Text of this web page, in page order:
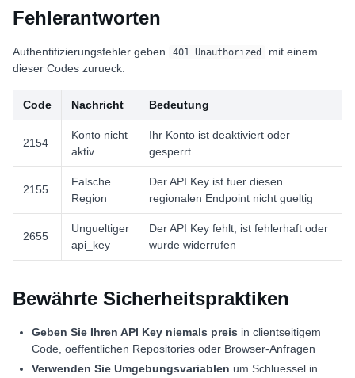
Fehlerantworten
Authentifizierungsfehler geben 401 Unauthorized
mit einem
dieser Codes zurueck:
Code Nachricht Bedeutung
2154
Konto nicht
aktiv
Ihr Konto ist deaktiviert oder
gesperrt
2155
Falsche
Region
Der API Key ist fuer diesen
regionalen Endpoint nicht gueltig
2655
Ungueltiger
api_key
Der API Key fehlt, ist fehlerhaft oder
wurde widerrufen
Bewährte Sicherheitspraktiken
Geben Sie Ihren API Key niemals preis in clientseitigem
Code, oeffentlichen Repositories oder Browser-Anfragen
Verwenden Sie Umgebungsvariablen um Schluessel in